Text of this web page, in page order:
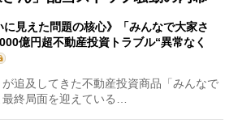
に見えた問題の核心》「みんなで大家さ
億円超不動産投資トラブル“異常なく
追及してきた不動産投資商品「みんなで
終局面を迎えている…